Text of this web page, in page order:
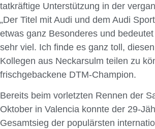
tatkräftige Unterstützung in der
„Der Titel mit Audi und dem Audi
etwas ganz Besonderes und
sehr viel. Ich finde es ganz toll,
Kollegen aus Neckarsulm teilen zu
frischgebackene DTM-Champion.
Bereits beim vorletzten Rennen der
Oktober in Valencia konnte der 29-
Gesamtsieg der populärsten